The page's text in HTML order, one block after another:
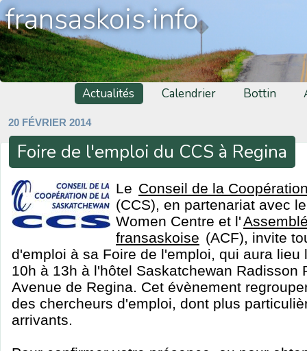
fransaskois·info
Actualités Calendrier Bottin
20 FÉVRIER 2014
Foire de l'emploi du CCS à Regina
Le Conseil de la
(CCS), en partenariat avec
Women Centre et l'
fransaskoise (ACF), invite
d'emploi à sa Foire de l'emploi, qui aura lieu
10h à 13h à l'hôtel Saskatchewan Radisson
Avenue de Regina. Cet évènement
des chercheurs d'emploi, dont plus
arrivants.